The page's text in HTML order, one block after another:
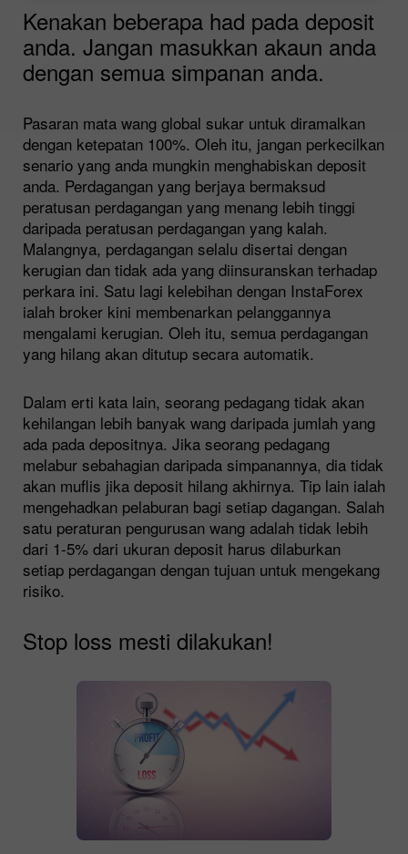
Kenakan beberapa had pada deposit
anda. Jangan masukkan akaun anda
dengan semua simpanan anda.
Pasaran mata wang global sukar untuk diramalkan
dengan ketepatan 100%. Oleh itu, jangan perkecilkan
senario yang anda mungkin menghabiskan deposit
anda. Perdagangan yang berjaya bermaksud
peratusan perdagangan yang menang lebih tinggi
daripada peratusan perdagangan yang kalah.
Malangnya, perdagangan selalu disertai dengan
kerugian dan tidak ada yang diinsuranskan terhadap
perkara ini. Satu lagi kelebihan dengan InstaForex
ialah broker kini membenarkan pelanggannya
mengalami kerugian. Oleh itu, semua perdagangan
yang hilang akan ditutup secara automatik.
Dalam erti kata lain, seorang pedagang tidak akan
kehilangan lebih banyak wang daripada jumlah yang
ada pada depositnya. Jika seorang pedagang
melabur sebahagian daripada simpanannya, dia tidak
akan muflis jika deposit hilang akhirnya. Tip lain ialah
mengehadkan pelaburan bagi setiap dagangan. Salah
satu peraturan pengurusan wang adalah tidak lebih
dari 1-5% dari ukuran deposit harus dilaburkan
setiap perdagangan dengan tujuan untuk mengekang
risiko.
Stop loss mesti dilakukan!